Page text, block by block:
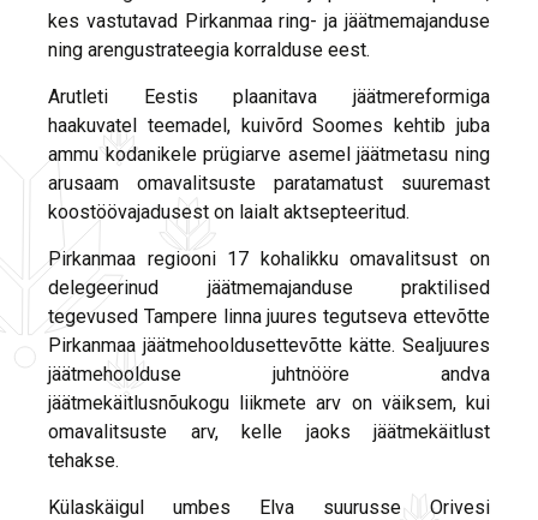
kes vastutavad Pirkanmaa ring- ja jäätmemajanduse
ning arengustrateegia korralduse eest.
Arutleti Eestis plaanitava jäätmereformiga
haakuvatel teemadel, kuivõrd Soomes kehtib juba
ammu kodanikele prügiarve asemel jäätmetasu ning
arusaam omavalitsuste paratamatust suuremast
koostöövajadusest on laialt aktsepteeritud.
Pirkanmaa regiooni 17 kohalikku omavalitsust on
delegeerinud jäätmemajanduse praktilised
tegevused Tampere linna juures tegutseva ettevõtte
Pirkanmaa jäätmehooldusettevõtte kätte. Sealjuures
jäätmehoolduse juhtnööre andva
jäätmekäitlusnõukogu liikmete arv on väiksem, kui
omavalitsuste arv, kelle jaoks jäätmekäitlust
tehakse.
Külaskäigul umbes Elva suurusse Orivesi